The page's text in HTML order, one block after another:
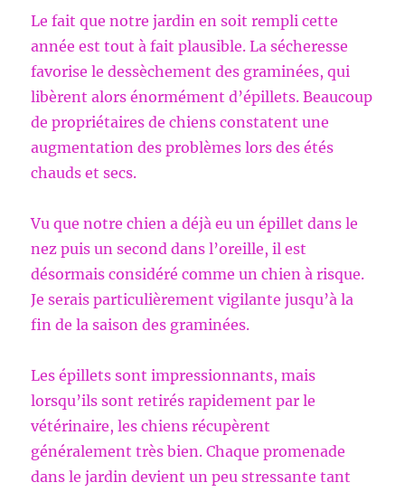
Le fait que notre jardin en soit rempli cette
année est tout à fait plausible. La sécheresse
favorise le dessèchement des graminées, qui
libèrent alors énormément d’épillets. Beaucoup
de propriétaires de chiens constatent une
augmentation des problèmes lors des étés
chauds et secs.
Vu que notre chien a déjà eu un épillet dans le
nez puis un second dans l’oreille, il est
désormais considéré comme un chien à risque.
Je serais particulièrement vigilante jusqu’à la
fin de la saison des graminées.
Les épillets sont impressionnants, mais
lorsqu’ils sont retirés rapidement par le
vétérinaire, les chiens récupèrent
généralement très bien. Chaque promenade
dans le jardin devient un peu stressante tant